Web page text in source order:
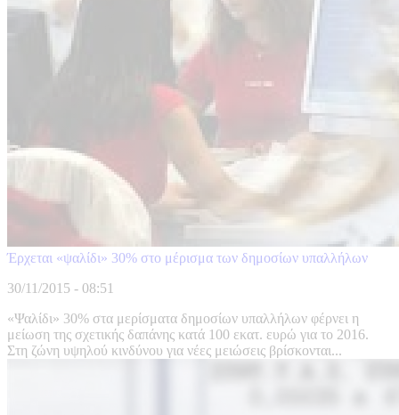
Έρχεται «ψαλίδι» 30% στο μέρισμα των δημοσίων υπαλλήλων
30/11/2015 - 08:51
«Ψαλίδι» 30% στα μερίσματα δημοσίων υπαλλήλων φέρνει η
μείωση της σχετικής δαπάνης κατά 100 εκατ. ευρώ για το 2016.
Στη ζώνη υψηλού κινδύνου για νέες μειώσεις βρίσκονται...